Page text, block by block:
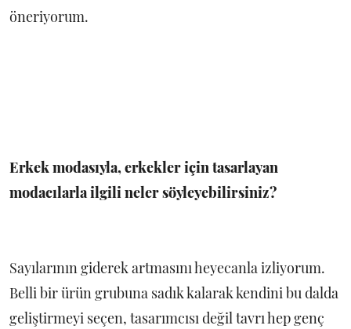
öneriyorum.
Erkek modasıyla, erkekler için tasarlayan
modacılarla ilgili neler söyleyebilirsiniz?
Sayılarının giderek artmasını heyecanla izliyorum.
Belli bir ürün grubuna sadık kalarak kendini bu dalda
geliştirmeyi seçen, tasarımcısı değil tavrı hep genç